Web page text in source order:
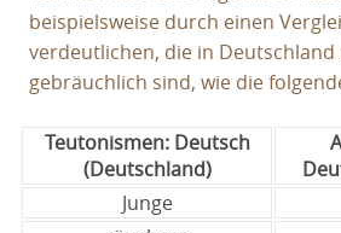
beispielsweise durch einen
verdeutlichen, die in
gebräuchlich sind, wie die
Teutonismen: Deutsch
(Deutschland)
Junge